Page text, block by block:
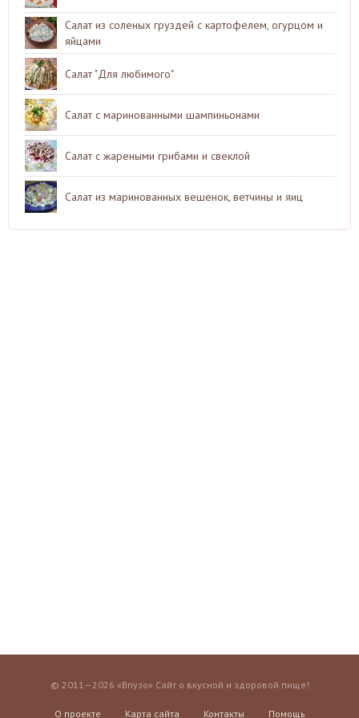
Салат из соленых груздей с картофелем, огурцом и
яйцами
Салат "Для любимого"
Салат с маринованными шампиньонами
Салат с жареными грибами и свеклой
Салат из маринованных вешенок, ветчины и яиц
© 2011—2026 «Впузо» Сайт о вкусной и здоровой пище!
О проекте Карта сайта Контакты Помощь